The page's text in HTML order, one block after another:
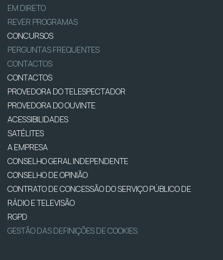
EM DIRETO
REVER PROGRAMAS
CONCURSOS
PERGUNTAS FREQUENTES
CONTACTOS
CONTACTOS
PROVEDORA DO TELESPECTADOR
PROVEDORA DO OUVINTE
ACESSIBILIDADES
SATÉLITES
A EMPRESA
CONSELHO GERAL INDEPENDENTE
CONSELHO DE OPINIÃO
CONTRATO DE CONCESSÃO DO SERVIÇO PÚBLICO DE
RÁDIO E TELEVISÃO
RGPD
GESTÃO DAS DEFINIÇÕES DE COOKIES